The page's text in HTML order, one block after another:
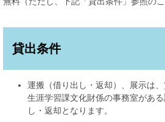
貸出条件
運搬（借り出し・返却）、展示は、
生涯学習課文化財係の事務室があ
し・返却となります。